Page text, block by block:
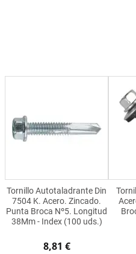
Tornillo Autotaladrante Din
7504 K. Acero. Zincado.
Punta Broca Nº5. Longitud
38Mm - Index (100 uds.)
8,81 €